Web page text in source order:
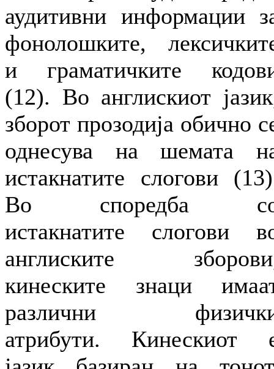
аудитивни информации
фонолошките,
и граматичките
(12). Во англискиот
зборот прозодија обично
однесува на шемата
истакнатите слогови
Во споредба
истакнатите слогови
англиските
кинеските знаци
различни
атрибути. Кинескиот